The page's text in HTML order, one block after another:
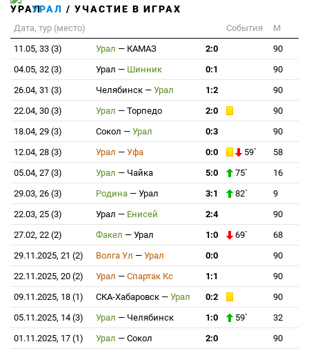
УРАЛ / УЧАСТИЕ В ИГРАХ
Дата, тур (место) События
М
11.05, 33 (3)
Урал — КАМАЗ 2:0
90
04.05, 32 (3)
Урал — Шинник 0:1
90
26.04, 31 (3)
Челябинск — Урал 1:2
90
22.04, 30 (3)
Урал — Торпедо 2:0
90
18.04, 29 (3)
Сокол — Урал 0:3
90
12.04, 28 (3)
Урал — Уфа 0:0 59`
58
05.04, 27 (3)
Урал — Чайка 5:0 75`
16
29.03, 26 (3)
Родина — Урал 3:1 82`
9
22.03, 25 (3)
Урал — Енисей 2:4
90
27.02, 22 (2)
Факел — Урал 1:0 69`
68
29.11.2025, 21 (2)
Волга Ул — Урал 0:0
90
22.11.2025, 20 (2)
Урал — Спартак Кс 1:1
90
09.11.2025, 18 (1)
СКА-Хабаровск — Урал 0:2
90
05.11.2025, 14 (3)
Урал — Челябинск 1:0 59`
32
01.11.2025, 17 (1)
Урал — Сокол 2:0
90